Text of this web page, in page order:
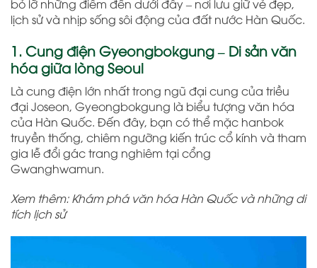
bỏ lỡ những điểm đến dưới đây – nơi lưu giữ vẻ đẹp,
lịch sử và nhịp sống sôi động của đất nước Hàn Quốc.
1. Cung điện Gyeongbokgung – Di sản văn
hóa giữa lòng Seoul
Là cung điện lớn nhất trong ngũ đại cung của triều
đại Joseon, Gyeongbokgung là biểu tượng văn hóa
của Hàn Quốc. Đến đây, bạn có thể mặc hanbok
truyền thống, chiêm ngưỡng kiến trúc cổ kính và tham
gia lễ đổi gác trang nghiêm tại cổng
Gwanghwamun.
Xem thêm: Khám phá văn hóa Hàn Quốc và những di
tích lịch sử